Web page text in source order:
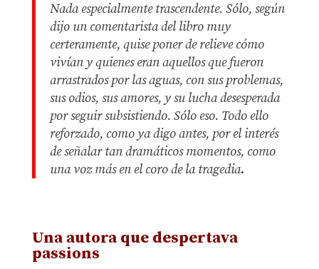
Nada especialmente trascendente. Sólo, según
dijo un comentarista del libro muy
certeramente, quise poner de relieve cómo
vivían y quienes eran aquellos que fueron
arrastrados por las aguas, con sus problemas,
sus odios, sus amores, y su lucha desesperada
por seguir subsistiendo. Sólo eso. Todo ello
reforzado, como ya digo antes, por el interés
de señalar tan dramáticos momentos, como
una voz más en el coro de la tragedia.
Una autora que despertava
passions